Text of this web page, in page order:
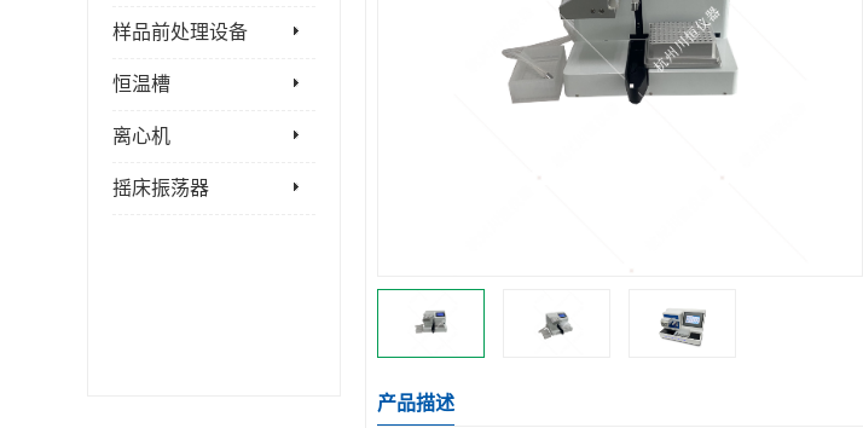
样品前处理设备
恒温槽
离心机
摇床振荡器
产品描述